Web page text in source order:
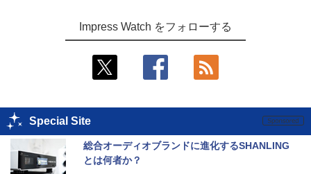
Impress Watch をフォローする
Special Site
総合オーディオブランドに進化するSHANLING
とは何者か？